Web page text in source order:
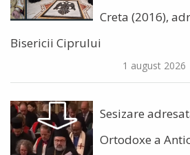
Creta (2016),
Bisericii Ciprului
1 august 2026
Sesizare
Ortodoxe a